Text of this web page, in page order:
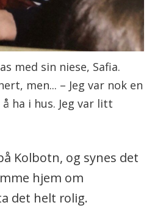
med sin niese, Safia.
men... – Jeg var nok en
ha i hus. Jeg var litt
Kolbotn, og synes det
hjem om
det helt rolig.